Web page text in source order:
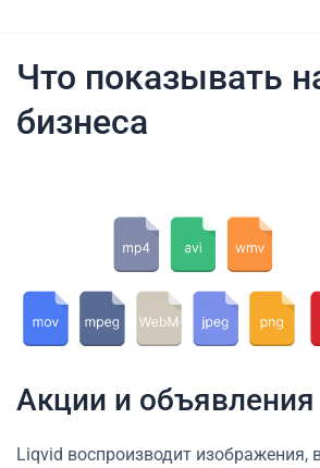
Что показывать
бизнеса
Акции и объявления
Liqvid воспроизводит изображения,